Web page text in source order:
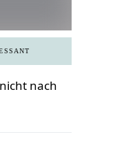
nach